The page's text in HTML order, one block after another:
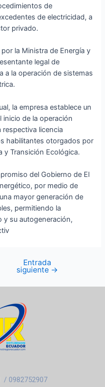
de
de electricidad, a
privado.
la Ministra de Energía y
legal de
a la operación de sistemas
la empresa establece un
inicio de la operación
licencia
habilitantes otorgados por
y Transición Ecológica.
del Gobierno de El
por medio de
mayor generación de
permitiendo la
y su autogeneración,
Entrada
siguiente →
/ 0982752907